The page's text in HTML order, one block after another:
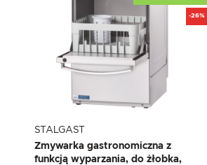
-26%
STALGAST
Zmywarka gastronomiczna z
funkcją wyparzania, do żłobka,